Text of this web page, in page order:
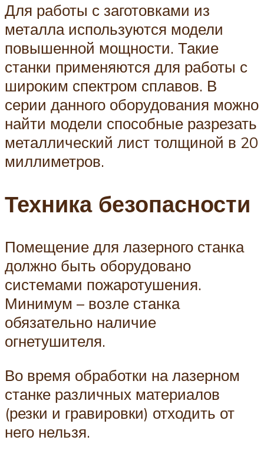
Для работы с заготовками из
металла используются модели
повышенной мощности. Такие
станки применяются для работы с
широким спектром сплавов. В
серии данного оборудования можно
найти модели способные разрезать
металлический лист толщиной в 20
миллиметров.
Техника безопасности
Помещение для лазерного станка
должно быть оборудовано
системами пожаротушения.
Минимум – возле станка
обязательно наличие
огнетушителя.
Во время обработки на лазерном
станке различных материалов
(резки и гравировки) отходить от
него нельзя.